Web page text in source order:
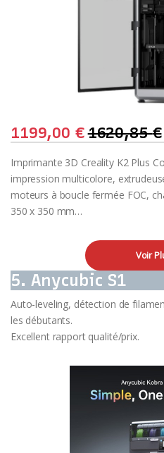
1199,00 €1620,85€
Imprimante 3D Creality K2 Plus
impression multicolore,
moteurs à boucle fermée FOC,
350 x 350 mm…
Voir
5. Anycubic S1
Auto-leveling, détection de
les débutants.
Excellent rapport qualité/prix.